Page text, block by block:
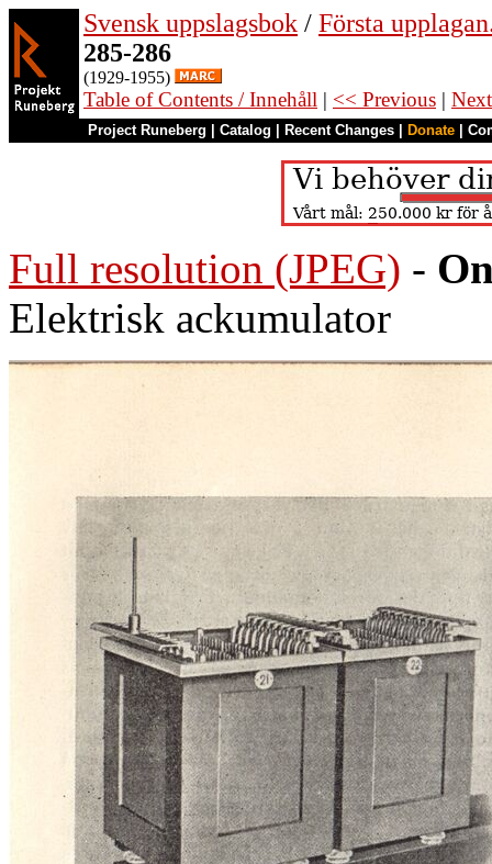
Svensk uppslagsbok / Första
285-286
(1929-1955)
Table of Contents / Innehåll | << Previous |
Project Runeberg Catalog Recent Changes Donate
Full resolution (JPEG) -
Elektrisk ackumulator